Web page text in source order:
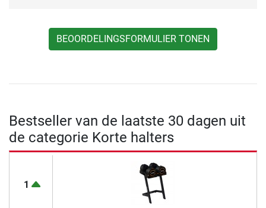
BEOORDELINGSFORMULIER TONEN
Bestseller van de laatste 30 dagen uit
de categorie Korte halters
1